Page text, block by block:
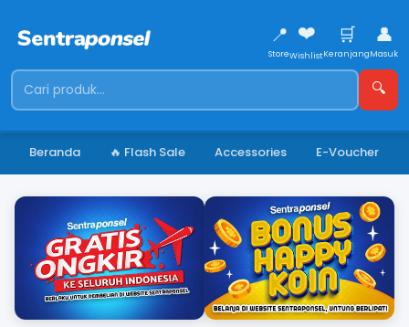
📍
Store
❤️
Wishlist
🛒
Keranjang
👤
Masuk
🔍
Beranda 🔥 Flash Sale Accessories E-Voucher